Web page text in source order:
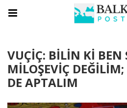
VUÇİÇ: BİLİN Kİ BEN
MİLOŞEVİÇ
DE APTALIM